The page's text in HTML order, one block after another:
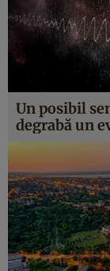
Un posibil
degrabă un